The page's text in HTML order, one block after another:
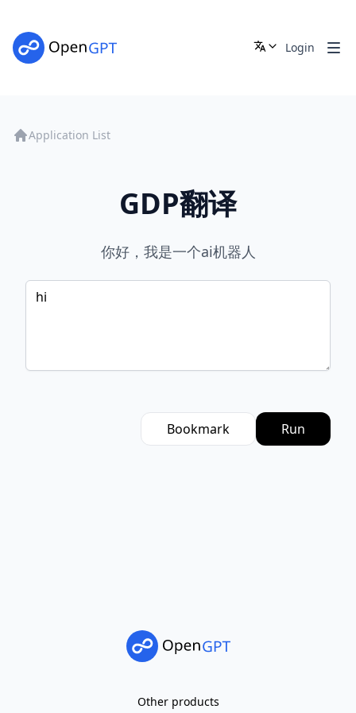
Login
Application List
GDP翻译
你好，我是一个ai机器人
Bookmark Run
Other products